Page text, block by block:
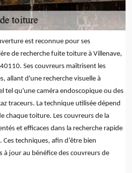
est reconnue pour ses
de recherche fuite toiture à Villenave,
Ses couvreurs maîtrisent les
allant d'une recherche visuelle à
tel qu'une caméra endoscopique ou des
traceurs. La technique utilisée dépend
chaque toiture. Les couvreurs de la
et efficaces dans la recherche rapide
techniques, afin d’être bien
à jour au bénéfice des couvreurs de